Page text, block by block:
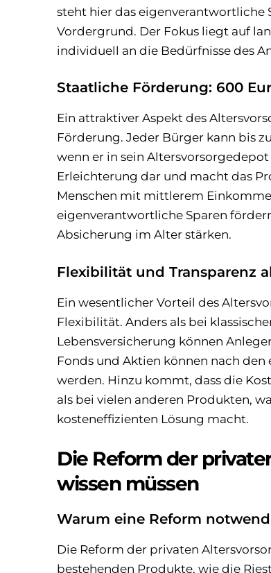
steht hier das eigenverantwortliche
Vordergrund. Der Fokus liegt auf
individuell an die Bedürfnisse des
Staatliche Förderung: 600
Ein attraktiver Aspekt des
Förderung. Jeder Bürger kann bis
wenn er in sein
Erleichterung dar und macht das
Menschen mit mittlerem
eigenverantwortliche Sparen
Absicherung im Alter stärken.
Flexibilität und Transparenz
Ein wesentlicher Vorteil des
Flexibilität. Anders als bei
Lebensversicherung können
Fonds und Aktien können nach
werden. Hinzu kommt, dass die
als bei vielen anderen Produkten,
kosteneffizienten Lösung macht.
Die Reform der
wissen müssen
Warum eine Reform
Die Reform der privaten
bestehenden Produkte, wie die